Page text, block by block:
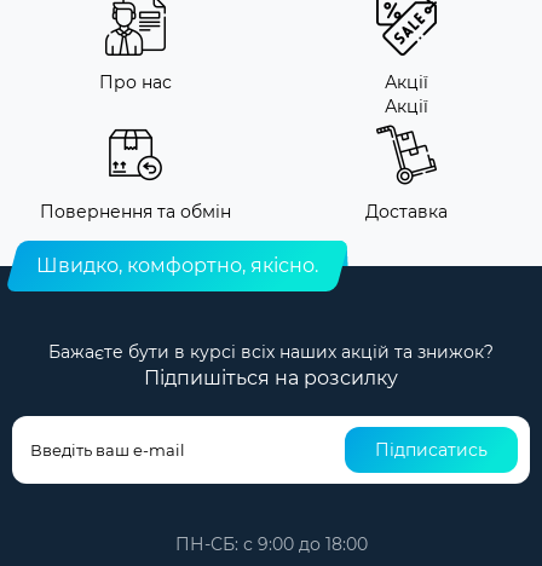
Про нас
Акції
Акції
Повернення та обмін Доставка
Швидко, комфортно, якісно.
Бажаєте бути в курсі всіх наших акцій та знижок?
Підпишіться на розсилку
Підписатись
ПН-СБ: с 9:00 до 18:00